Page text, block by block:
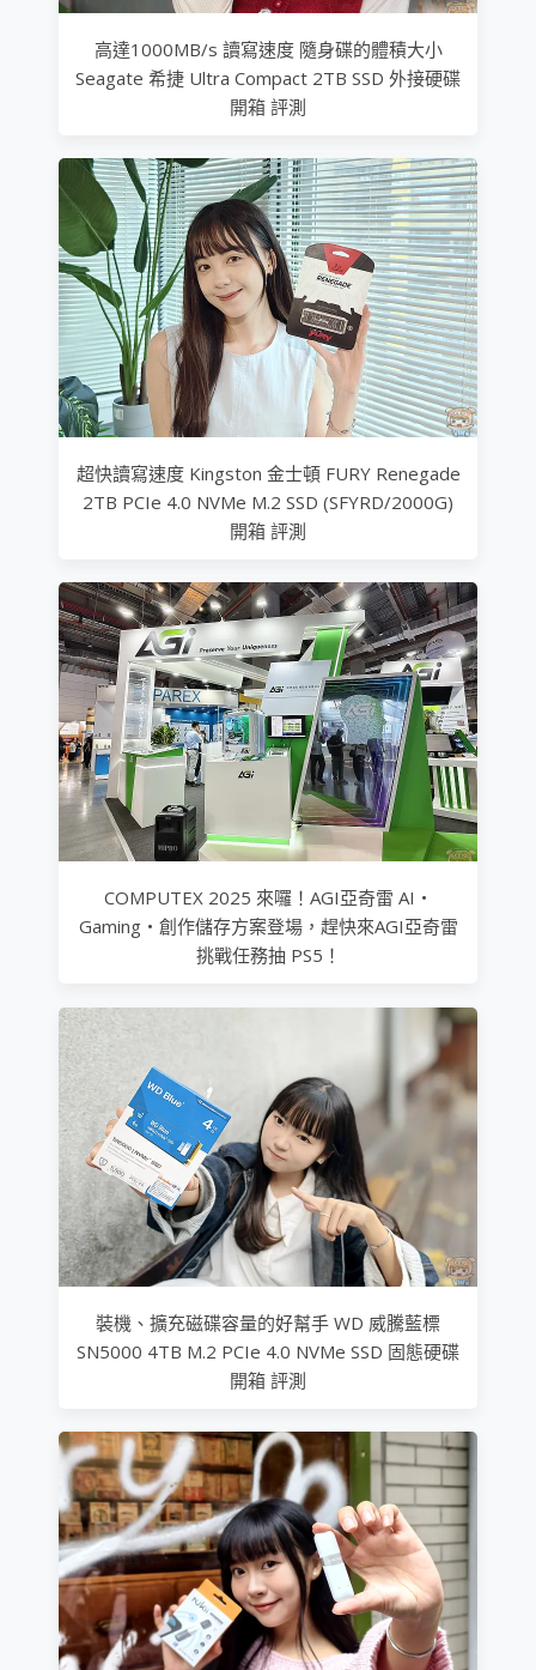
高達1000MB/s 讀寫速度 隨身碟的體積大小
Seagate 希捷 Ultra Compact 2TB SSD 外接硬碟
開箱 評測
超快讀寫速度 Kingston 金士頓 FURY Renegade
2TB PCIe 4.0 NVMe M.2 SSD (SFYRD/2000G)
開箱 評測
COMPUTEX 2025 來囉！AGI亞奇雷 AI・
Gaming・創作儲存方案登場，趕快來AGI亞奇雷
挑戰任務抽 PS5！
裝機、擴充磁碟容量的好幫手 WD 威騰藍標
SN5000 4TB M.2 PCIe 4.0 NVMe SSD 固態硬碟
開箱 評測